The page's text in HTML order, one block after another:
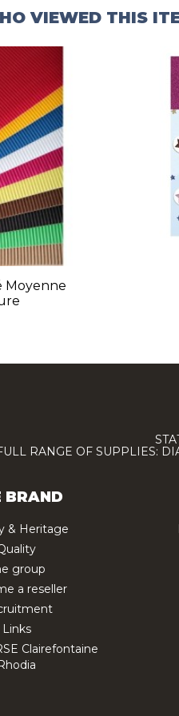
VIEWED THIS
Moyenne
RANGE OF SUPPLIES:
BRAND
& Heritage
group
a reseller
Links
Clairefontaine
Rhodia